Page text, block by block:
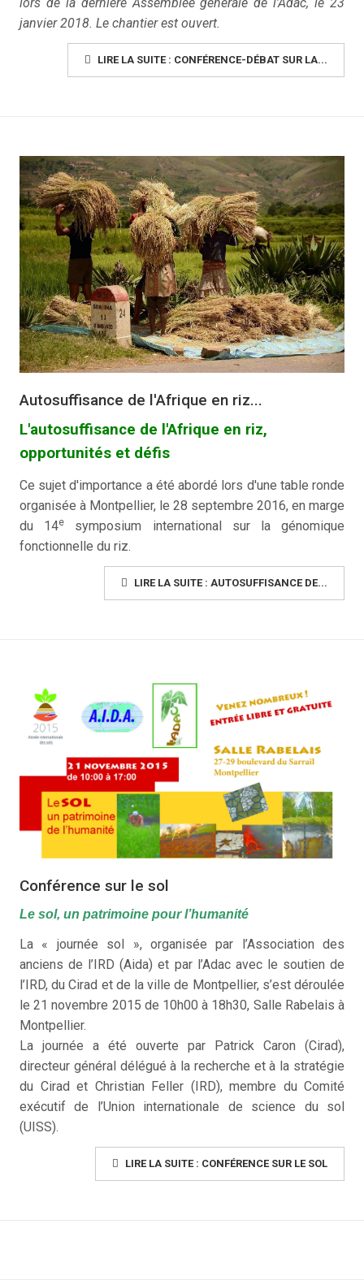
janvier 2018. Le chantier est ouvert.
LIRE LA SUITE : CONFÉRENCE-DÉBAT SUR LA...
Autosuffisance de l'Afrique en riz...
L'autosuffisance de l'Afrique en riz,
opportunités et défis
Ce sujet d'importance a été abordé lors d'une table ronde
organisée à Montpellier, le 28 septembre 2016, en marge
du 14e
symposium international sur la génomique
fonctionnelle du riz.
LIRE LA SUITE : AUTOSUFFISANCE DE...
Conférence sur le sol
Le sol, un patrimoine pour l’humanité
La « journée sol », organisée par l’Association des
anciens de l’IRD (Aida) et par l’Adac avec le soutien de
l’IRD, du Cirad et de la ville de Montpellier, s’est déroulée
le 21 novembre 2015 de 10h00 à 18h30, Salle Rabelais à
Montpellier.
La journée a été ouverte par Patrick Caron (Cirad),
directeur général délégué à la recherche et à la stratégie
du Cirad et Christian Feller (IRD), membre du Comité
exécutif de l’Union internationale de science du sol
(UISS).
LIRE LA SUITE : CONFÉRENCE SUR LE SOL